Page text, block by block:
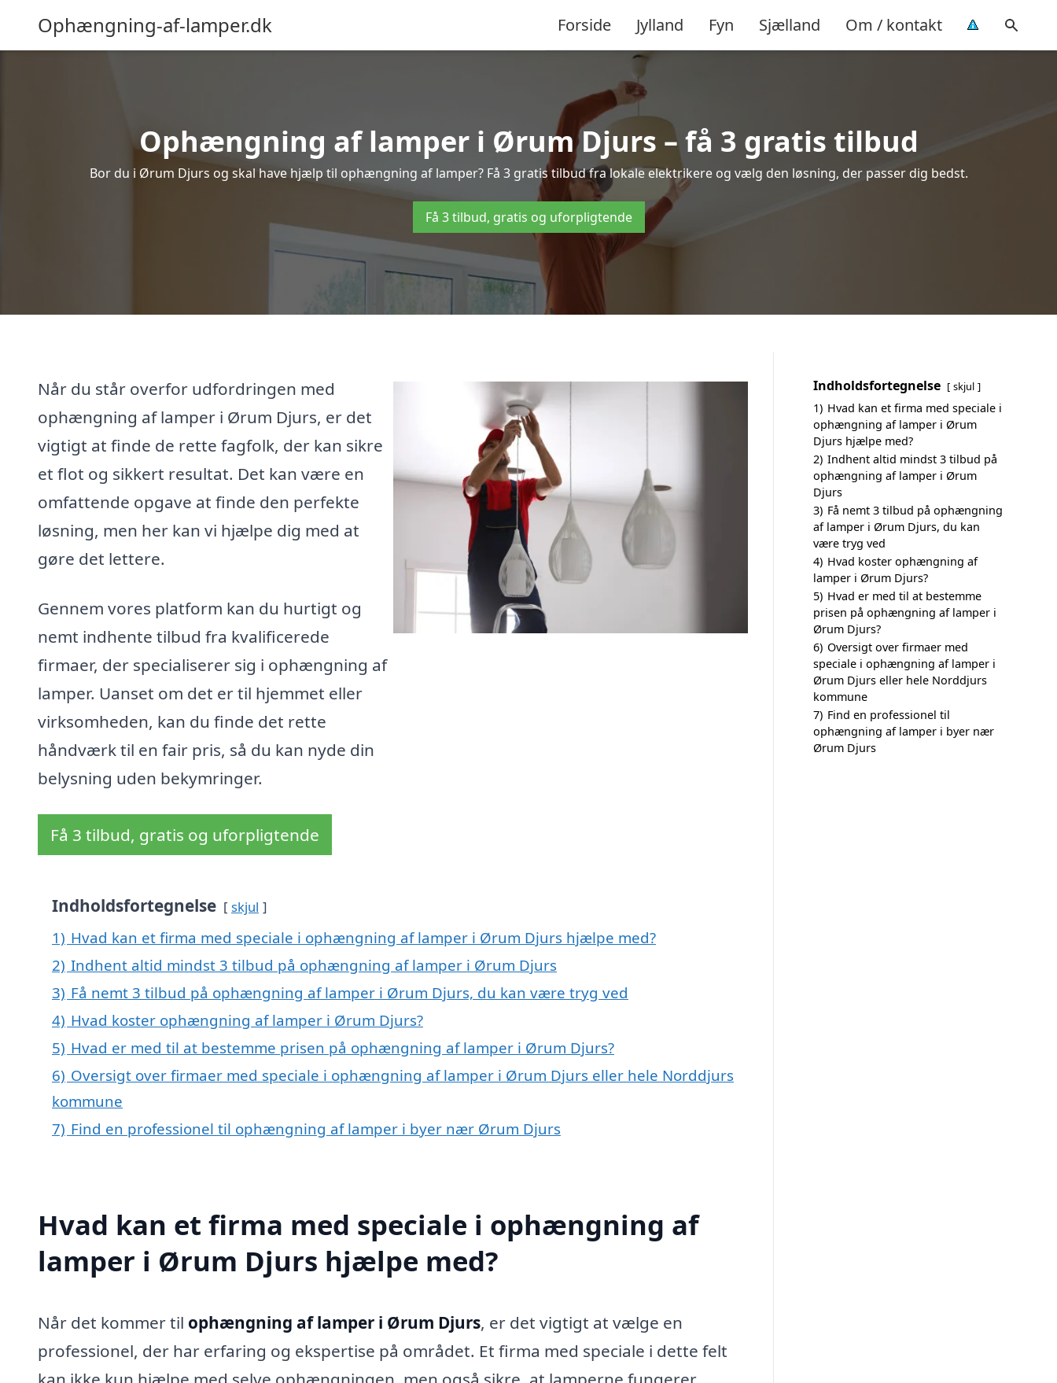
Ophængning-af-lamper.dk Forside Jylland Fyn Sjælland Om / kontakt
Ophængning af lamper i Ørum Djurs – få 3 gratis tilbud
Bor du i Ørum Djurs og skal have hjælp til ophængning af lamper? Få 3 gratis tilbud fra lokale elektrikere og vælg den løsning, der passer dig bedst.
Få 3 tilbud, gratis og uforpligtende
Når du står overfor udfordringen med
ophængning af lamper i Ørum Djurs, er det
vigtigt at finde de rette fagfolk, der kan sikre
et flot og sikkert resultat. Det kan være en
omfattende opgave at finde den perfekte
løsning, men her kan vi hjælpe dig med at
gøre det lettere.
Gennem vores platform kan du hurtigt og
nemt indhente tilbud fra kvalificerede
firmaer, der specialiserer sig i ophængning af
lamper. Uanset om det er til hjemmet eller
virksomheden, kan du finde det rette
håndværk til en fair pris, så du kan nyde din
belysning uden bekymringer.
Få 3 tilbud, gratis og uforpligtende
Indholdsfortegnelse skjul
1) Hvad kan et firma med speciale i ophængning af lamper i Ørum Djurs hjælpe med?
2) Indhent altid mindst 3 tilbud på ophængning af lamper i Ørum Djurs
3) Få nemt 3 tilbud på ophængning af lamper i Ørum Djurs, du kan være tryg ved
4) Hvad koster ophængning af lamper i Ørum Djurs?
5) Hvad er med til at bestemme prisen på ophængning af lamper i Ørum Djurs?
6) Oversigt over firmaer med speciale i ophængning af lamper i Ørum Djurs eller hele Norddjurs
kommune
7) Find en professionel til ophængning af lamper i byer nær Ørum Djurs
Hvad kan et firma med speciale i ophængning af
lamper i Ørum Djurs hjælpe med?
Når det kommer til ophængning af lamper i Ørum Djurs, er det vigtigt at vælge en
professionel, der har erfaring og ekspertise på området. Et firma med speciale i dette felt
Indholdsfortegnelse skjul
1) Hvad kan et firma med speciale i
ophængning af lamper i Ørum
Djurs hjælpe med?
2) Indhent altid mindst 3 tilbud på
ophængning af lamper i Ørum
Djurs
3) Få nemt 3 tilbud på ophængning
af lamper i Ørum Djurs, du kan
være tryg ved
4) Hvad koster ophængning af
lamper i Ørum Djurs?
5) Hvad er med til at bestemme
prisen på ophængning af lamper i
Ørum Djurs?
6) Oversigt over firmaer med
speciale i ophængning af lamper i
Ørum Djurs eller hele Norddjurs
kommune
7) Find en professionel til
ophængning af lamper i byer nær
Ørum Djurs